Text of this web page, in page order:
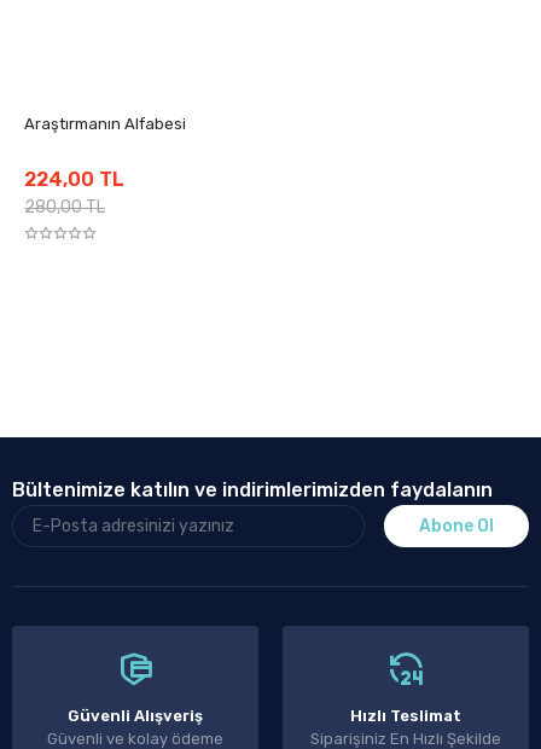
Araştırmanın Alfabesi
224,00 TL
280,00 TL
Bültenimize katılın ve indirimlerimizden faydalanın
Abone Ol
Güvenli Alışveriş
Güvenli ve kolay ödeme
Hızlı Teslimat
Siparişiniz En Hızlı Şekilde